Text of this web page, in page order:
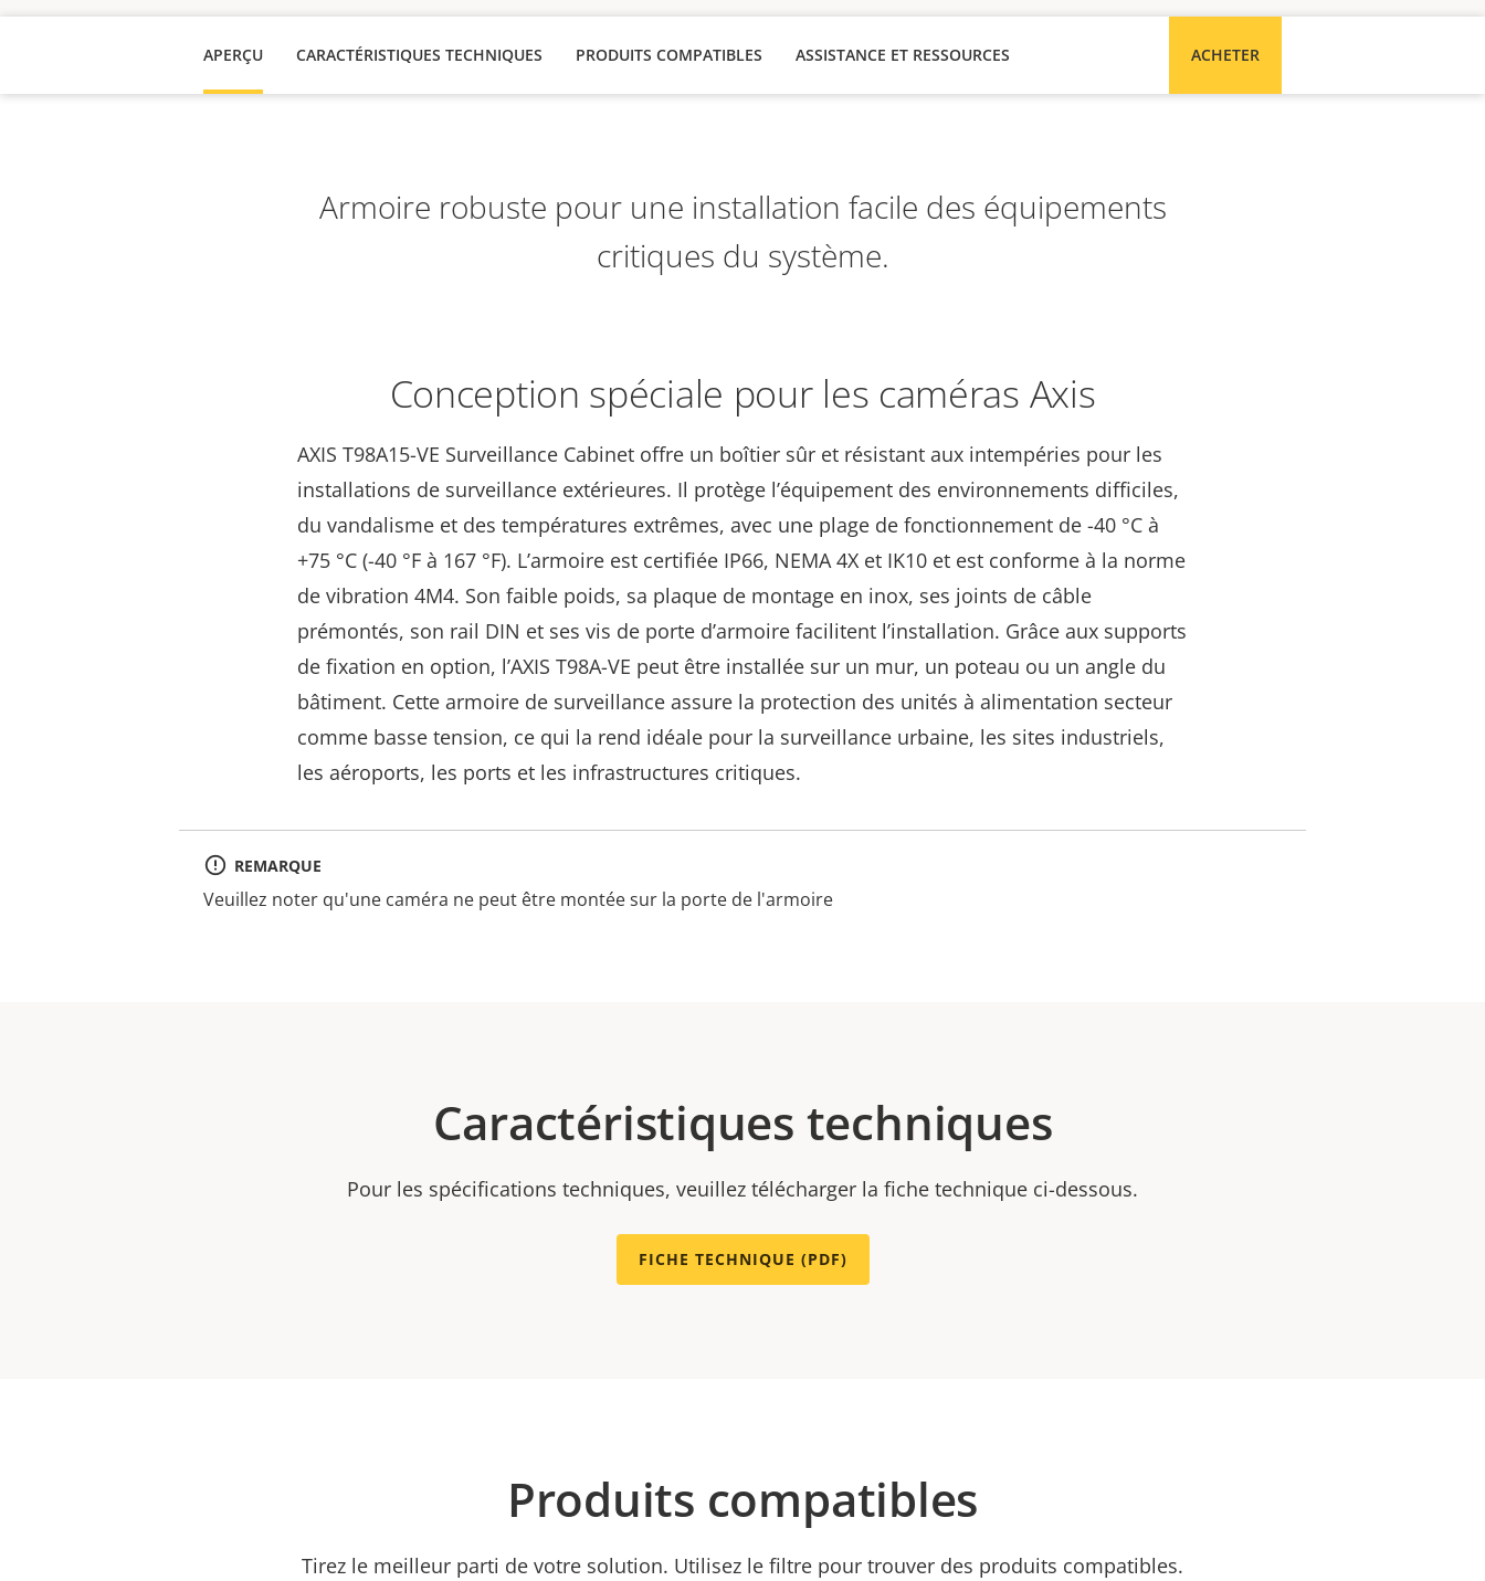
APERÇU CARACTÉRISTIQUES TECHNIQUES PRODUITS COMPATIBLES ACHETER
ASSISTANCE ET RESSOURCES
Armoire robuste pour une installation facile des équipements
critiques du système.
Conception spéciale pour les caméras Axis
AXIS T98A15-VE Surveillance Cabinet offre un boîtier sûr et résistant aux intempéries pour les
installations de surveillance extérieures. Il protège l’équipement des environnements difficiles,
du vandalisme et des températures extrêmes, avec une plage de fonctionnement de -40 °C à
+75 °C (-40 °F à 167 °F). L’armoire est certifiée IP66, NEMA 4X et IK10 et est conforme à la norme
de vibration 4M4. Son faible poids, sa plaque de montage en inox, ses joints de câble
prémontés, son rail DIN et ses vis de porte d’armoire facilitent l’installation. Grâce aux supports
de fixation en option, l’AXIS T98A-VE peut être installée sur un mur, un poteau ou un angle du
bâtiment. Cette armoire de surveillance assure la protection des unités à alimentation secteur
comme basse tension, ce qui la rend idéale pour la surveillance urbaine, les sites industriels,
les aéroports, les ports et les infrastructures critiques.
REMARQUE
Veuillez noter qu'une caméra ne peut être montée sur la porte de l'armoire
Caractéristiques techniques
Pour les spécifications techniques, veuillez télécharger la fiche technique ci-dessous.
FICHE TECHNIQUE (PDF)
Produits compatibles
Tirez le meilleur parti de votre solution. Utilisez le filtre pour trouver des produits compatibles.